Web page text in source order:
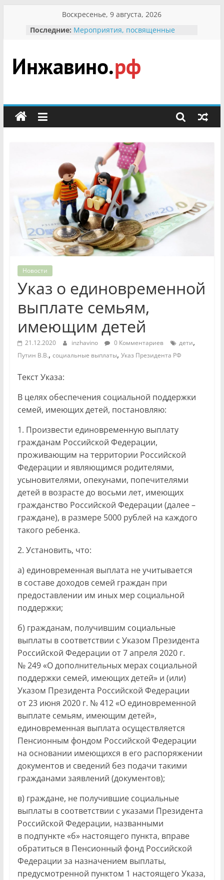
содержимому
Воскресенье, 9 августа, 2026
Последние: Мероприятия, посвященные
гражданин Инжавинского округа»
участнице Великой
Отечественной, фронтовичке
Безопасность в сети Интернет
мероприятии «Сохраним
первоцветы!»
В вольере Воронинского
заповедника родились крапчатые
суслики
Инжавино.рф
сельский
портал
Новости
Указ о единовременной
выплате семьям,
имеющим детей
21.12.2020 inzhavino 0 Комментариев дети,
Путин В.В., социальные выплаты, Указ Президента РФ
Текст Указа:
В целях обеспечения социальной поддержки
семей, имеющих детей, постановляю:
1. Произвести единовременную выплату
гражданам Российской Федерации,
проживающим на территории Российской
Федерации и являющимся родителями,
усыновителями, опекунами, попечителями
детей в возрасте до восьми лет, имеющих
гражданство Российской Федерации (далее –
граждане), в размере 5000 рублей на каждого
такого ребенка.
2. Установить, что:
а) единовременная выплата не учитывается
в составе доходов семей граждан при
предоставлении им иных мер социальной
поддержки;
б) гражданам, получившим социальные
выплаты в соответствии с Указом Президента
Российской Федерации от 7 апреля 2020 г.
№ 249 «О дополнительных мерах социальной
поддержки семей, имеющих детей» и (или)
Указом Президента Российской Федерации
от 23 июня 2020 г. № 412 «О единовременной
выплате семьям, имеющим детей»,
единовременная выплата осуществляется
Пенсионным фондом Российской Федерации
на основании имеющихся в его распоряжении
документов и сведений без подачи такими
гражданами заявлений (документов);
в) граждане, не получившие социальные
выплаты в соответствии с указами Президента
Российской Федерации, названными
в подпункте «б» настоящего пункта, вправе
обратиться в Пенсионный фонд Российской
Федерации за назначением выплаты,
предусмотренной пунктом 1 настоящего Указа,